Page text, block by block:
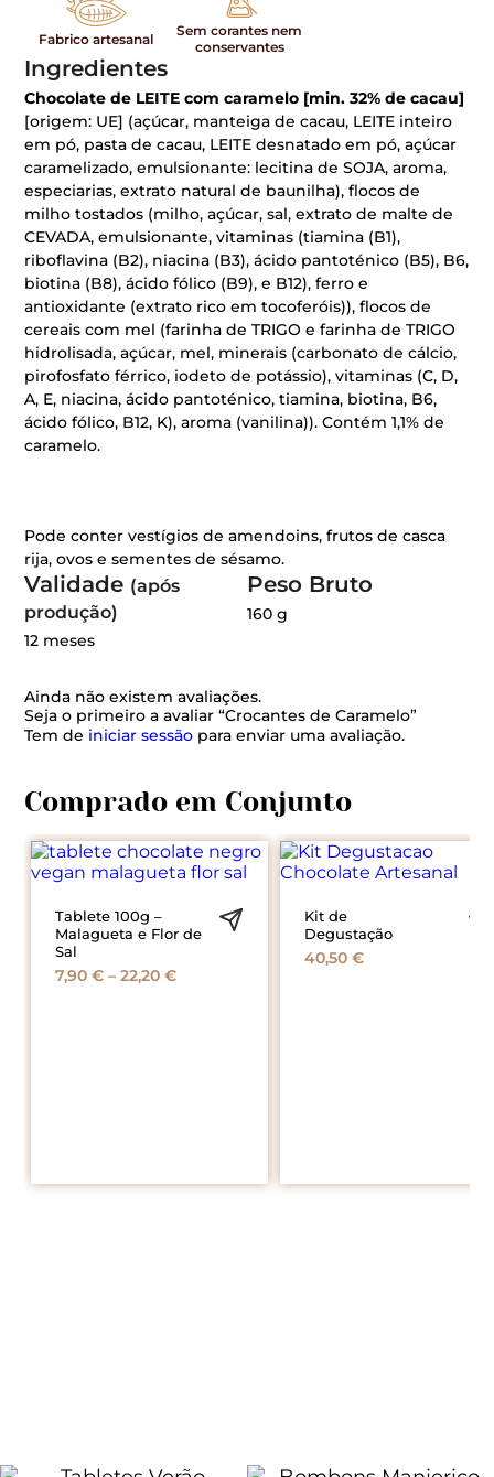
Fabrico artesanal
Sem corantes nem
conservantes
Ingredientes
Chocolate de LEITE com caramelo [min. 32% de cacau]
[origem: UE] (açúcar, manteiga de cacau, LEITE inteiro
em pó, pasta de cacau, LEITE desnatado em pó, açúcar
caramelizado, emulsionante: lecitina de SOJA, aroma,
especiarias, extrato natural de baunilha), flocos de
milho tostados (milho, açúcar, sal, extrato de malte de
CEVADA, emulsionante, vitaminas (tiamina (B1),
riboflavina (B2), niacina (B3), ácido pantoténico (B5), B6,
biotina (B8), ácido fólico (B9), e B12), ferro e
antioxidante (extrato rico em tocoferóis)), flocos de
cereais com mel (farinha de TRIGO e farinha de TRIGO
hidrolisada, açúcar, mel, minerais (carbonato de cálcio,
pirofosfato férrico, iodeto de potássio), vitaminas (C, D,
A, E, niacina, ácido pantoténico, tiamina, biotina, B6,
ácido fólico, B12, K), aroma (vanilina)). Contém 1,1% de
caramelo.
Pode conter vestígios de amendoins, frutos de casca
rija, ovos e sementes de sésamo.
Validade (após
produção)
12 meses
Peso Bruto
160 g
Ainda não existem avaliações.
Seja o primeiro a avaliar “Crocantes de Caramelo”
Tem de iniciar sessão para enviar uma avaliação.
Tablete 100g –
Malagueta e Flor de
Sal
7,90€ – 22,20€Price
Kit de
Degustação
40,50€